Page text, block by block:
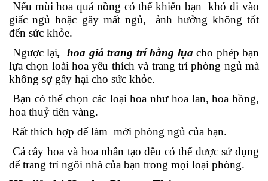
Nếu mùi hoa quá nồng có thể khiến bạn khó đi vào
giấc ngủ hoặc gây mất ngủ, ảnh hưởng không tốt
đến sức khỏe.
Ngược lại, hoa giả trang trí bằng lụa cho phép bạn
lựa chọn loài hoa yêu thích và trang trí phòng ngủ mà
không sợ gây hại cho sức khỏe.
Bạn có thể chọn các loại hoa như hoa lan, hoa hồng,
hoa thuỷ tiên vàng.
Rất thích hợp để làm mới phòng ngủ của bạn.
Cả cây hoa và hoa nhân tạo đều có thể được sử dụng
để trang trí ngôi nhà của bạn trong mọi loại phòng.